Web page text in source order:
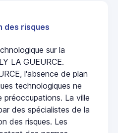
des risques
sur la
LA GUEURCE.
l'absence de plan
technologiques ne
La ville
des spécialistes de la
des risques. Les